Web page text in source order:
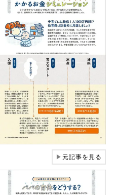
▶元記事を見る